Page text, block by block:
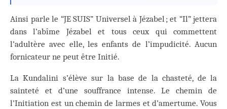
Ainsi parle le “JE SUIS” Universel à Jézabel ; et “Il” jettera
dans l’abîme Jézabel et tous ceux qui commettent
l’adultère avec elle, les enfants de l’impudicité. Aucun
fornicateur ne peut être Initié.
La Kundalini s’élève sur la base de la chasteté, de la
sainteté et d’une souffrance intense. Le chemin de
l’Initiation est un chemin de larmes et d’amertume. Vous